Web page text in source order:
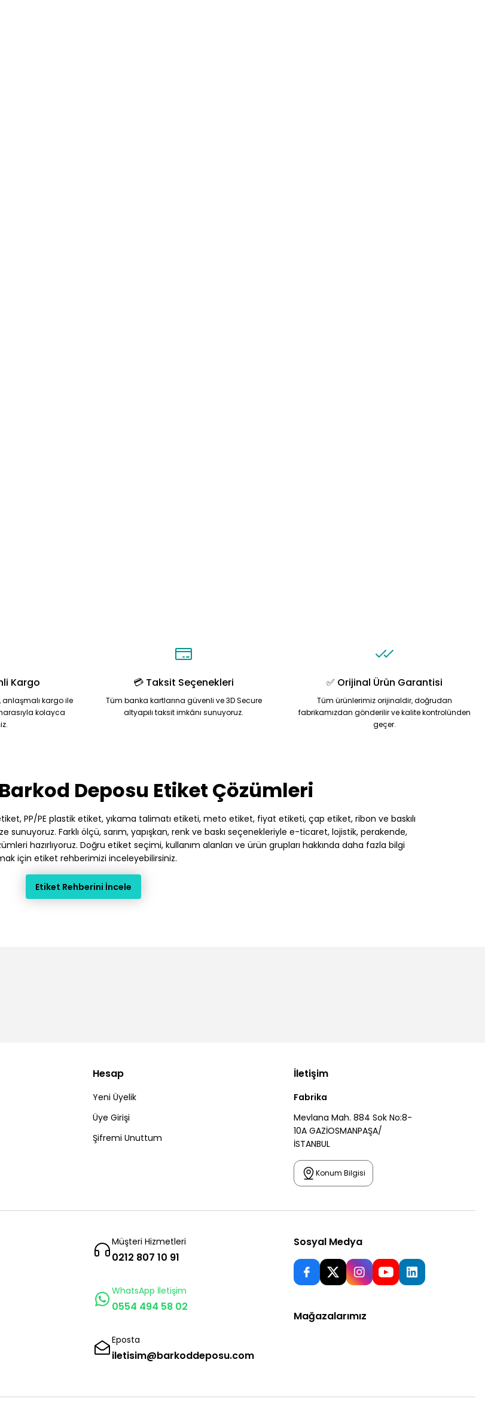
Kargo
anlaşmalı kargo ile
kolayca
💳 Taksit Seçenekleri
Tüm banka kartlarına güvenli ve 3D Secure
altyapılı taksit imkânı sunuyoruz.
✅ Orijinal Ürün Garantisi
Tüm ürünlerimiz orijinaldir, doğrudan
fabrikamızdan gönderilir ve kalite kontrolünden
geçer.
Deposu Etiket Çözümleri
PP/PE plastik etiket, yıkama talimatı etiketi, meto etiket, fiyat etiketi, çap etiket, ribon ve baskılı
Farklı ölçü, sarım, yapışkan, renk ve baskı seçenekleriyle e-ticaret, lojistik, perakende,
hazırlıyoruz. Doğru etiket seçimi, kullanım alanları ve ürün grupları hakkında daha fazla bilgi
için etiket rehberimizi inceleyebilirsiniz.
Etiket Rehberini İncele
Hesap
Yeni Üyelik
Üye Girişi
Şifremi Unuttum
İletişim
Fabrika
Mevlana Mah. 884 Sok No:8-
10A GAZİOSMANPAŞA/
İSTANBUL
Konum Bilgisi
Müşteri Hizmetleri
0212 807 10 91
WhatsApp İletişim
0554 494 58 02
Eposta
iletisim@barkoddeposu.com
Sosyal Medya
Mağazalarımız